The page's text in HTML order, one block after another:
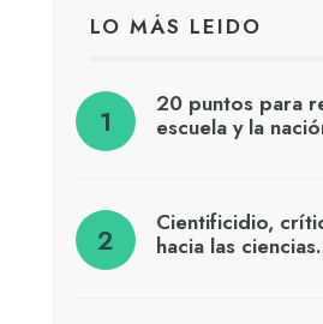
LO MÁS LEIDO
20 puntos para
escuela y la
Cientificidio,
hacia las